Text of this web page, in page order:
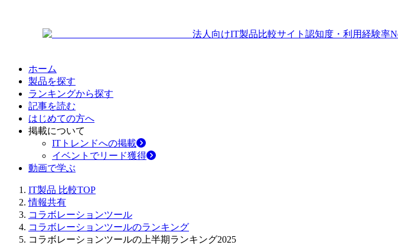
法人向けIT製品比較サイト 認知度・利用経験率
ホーム
製品を探す
ランキングから探す
記事を読む
はじめての方へ
掲載について
ITトレンドへの掲載
イベントでリード獲得
動画で学ぶ
IT製品 比較TOP
情報共有
コラボレーションツール
コラボレーションツールのランキング
コラボレーションツールの上半期ランキング2025